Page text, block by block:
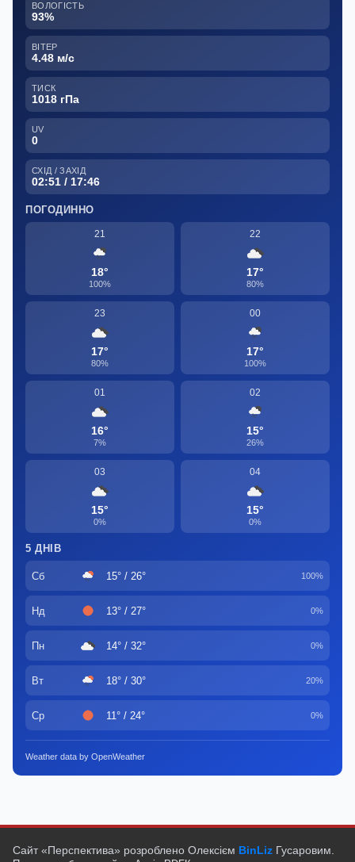
ВОЛОГІСТЬ
93%
ВІТЕР
4.48 м/с
ТИСК
1018 гПа
UV
0
СХІД / ЗАХІД
02:51 / 17:46
ПОГОДИННО
21
18°
100%
22
17°
80%
23
17°
80%
00
17°
100%
01
16°
7%
02
15°
26%
03
15°
0%
04
15°
0%
5 ДНІВ
Сб 15° / 26° 100%
Нд 13° / 27° 0%
Пн 14° / 32° 0%
Вт 18° / 30° 20%
Ср 11° / 24° 0%
Weather data by OpenWeather
Сайт «Перспектива» розроблено Олексієм BinLiz Гусаровим.